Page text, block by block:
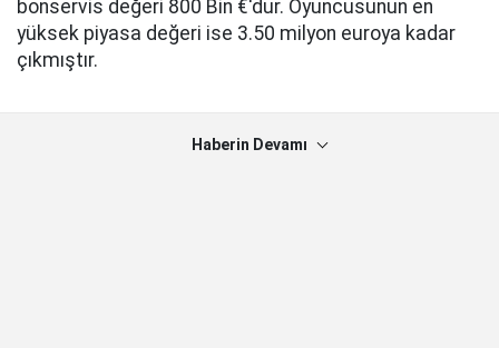
bonservis değeri 800 Bin €'dur. Oyuncusunun en
yüksek piyasa değeri ise 3.50 milyon euroya kadar
çıkmıştır.
Haberin Devamı